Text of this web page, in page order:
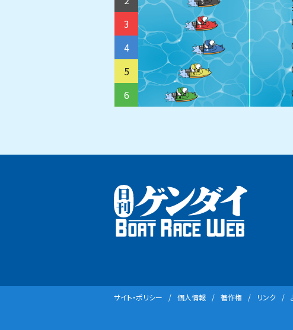
3
4
5
6
サイト・ポリシー 個⼈情報 著作権 リンク